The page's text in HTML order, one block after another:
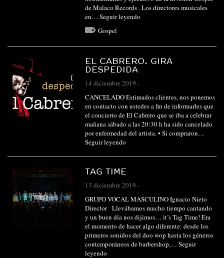
de Malaco Records . Los directores musicales
en… Seguir leyendo
Gospel
EL CABRERO. GIRA
DESPEDIDA
14 diciembre 2019 -
CANCELADO Estimados clientes, nos ponemos
en contacto con ustedes a fin de informarles que
el concierto de El Cabrero que se iba a celebrar
mañana sábado a las 20:30 h ha sido cancelado
por enfermedad del artista. • Si compraron…
Seguir leyendo
TAG TIME
13 diciembre 2019 -
GRUPO VOCAL MASCULINO Ignacio Nieto
Director Llevábamos mucho tiempo cantando
y un buen día nos dijimos… it’s Tag Time! Era
el momento de hacer algo diferente: desde los
primeros sonidos del doo wop hasta los géneros
contemporáneos de barbershop,… Seguir
leyendo